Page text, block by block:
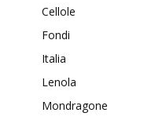
Cellole
Fondi
Italia
Lenola
Mondragone